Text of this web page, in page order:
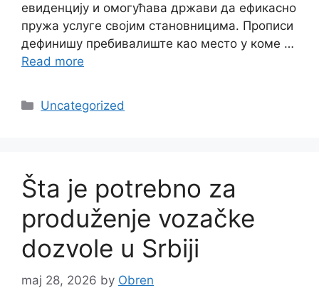
евиденцију и омогућава држави да ефикасно
пружа услуге својим становницима. Прописи
дефинишу пребивалиште као место у коме …
Read more
Categories
Uncategorized
Šta je potrebno za
produženje vozačke
dozvole u Srbiji
maj 28, 2026 by Obren